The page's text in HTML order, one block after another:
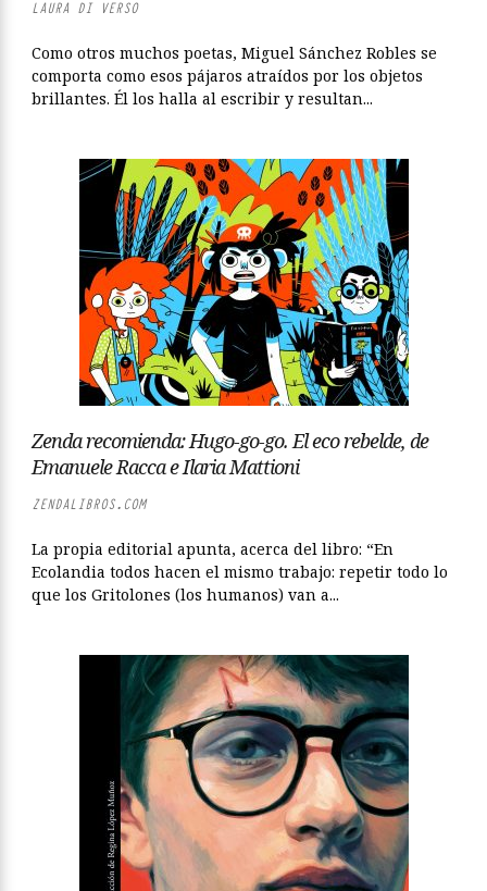
LAURA DI VERSO
Como otros muchos poetas, Miguel Sánchez Robles se
comporta como esos pájaros atraídos por los objetos
brillantes. Él los halla al escribir y resultan...
Zenda recomienda: Hugo-go-go. El eco rebelde, de
Emanuele Racca e Ilaria Mattioni
ZENDALIBROS.COM
La propia editorial apunta, acerca del libro: “En
Ecolandia todos hacen el mismo trabajo: repetir todo lo
que los Gritolones (los humanos) van a...